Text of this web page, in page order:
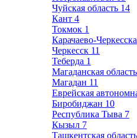
Чуйская область 14
Кант 4
Токмок 1
Карачаево-
Черкесск 11
Теберда 1
Магаданская область
Магадан 11
Еврейская
Биробиджан 10
Республика Тыва 7
Кызыл 7
Ташкентская область